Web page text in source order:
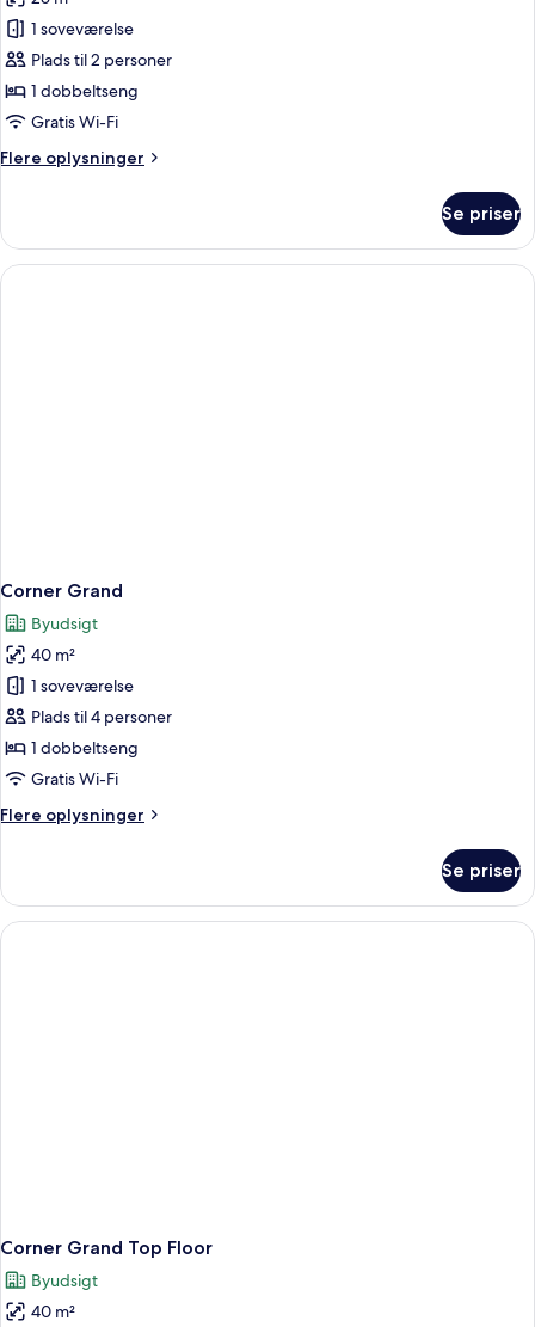
1 soveværelse
Plads til 2 personer
1 dobbeltseng
Gratis Wi-Fi
Flere oplysninger
Flere
Top
Floor
Se priser
Corner Grand
Byudsigt
40 m²
1 soveværelse
Plads til 4 personer
1 dobbeltseng
Gratis Wi-Fi
Flere oplysninger
Flere
Grand
Se priser
Corner Grand Top Floor
Byudsigt
40 m²